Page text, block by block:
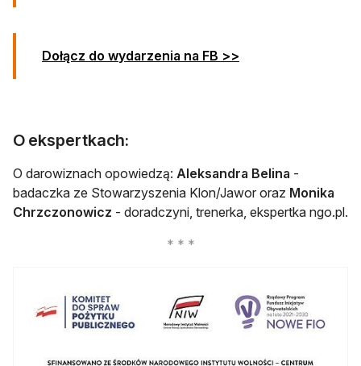
Dołącz do wydarzenia na FB >>
O ekspertkach:
O darowiznach opowiedzą: Aleksandra Belina -
badaczka ze Stowarzyszenia Klon/Jawor oraz Monika
Chrzczonowicz - doradczyni, trenerka, ekspertka ngo.pl.